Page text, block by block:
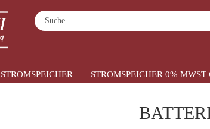
STROMSPEICHER STROMSPEICHER 0%
Fahrzeuge » Batterietrennung und Ladestromverteiler